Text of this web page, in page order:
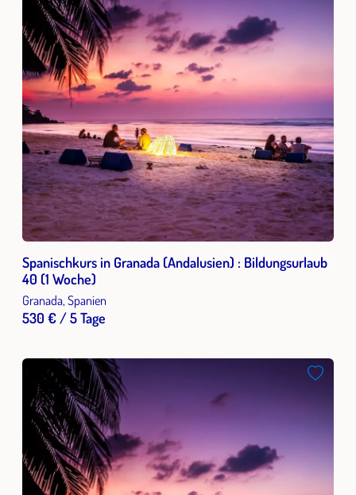
Spanischkurs in Granada (Andalusien) : Bildungsurlaub
40 (1 Woche)
Granada, Spanien
530 € / 5 Tage